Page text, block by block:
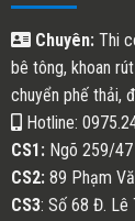
Chuyên:Thi
bê tông, khoan
chuyển phế thải,
Hotline:
CS1:Ngõ 259/47
CS2:89 Phạm
CS3: Số 68 Đ. Lê